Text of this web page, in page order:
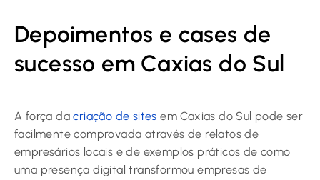
Depoimentos e cases de
sucesso em Caxias do Sul
A força dacriação de sites em Caxias do Sul pode ser
facilmente comprovada através de relatos de
empresários locais e de exemplos práticos de como
uma presença digital transformou empresas de